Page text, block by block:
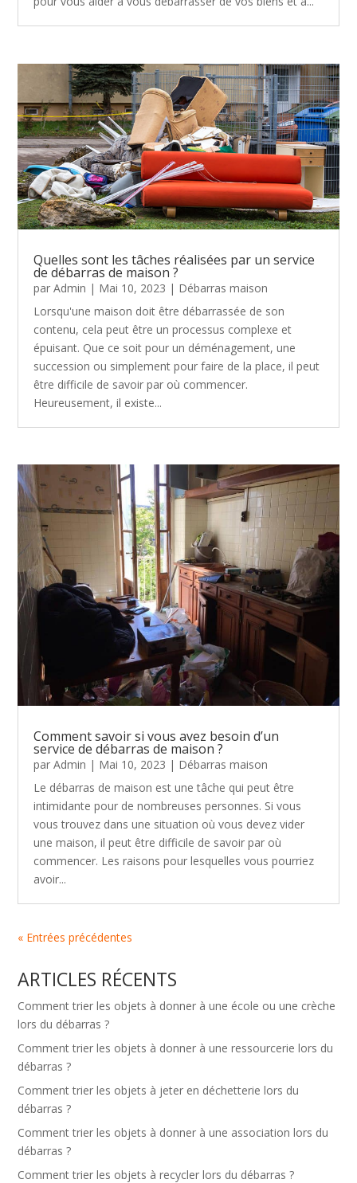
Quelles sont les tâches réalisées par un service
de débarras de maison ?
parAdmin | Mai 10, 2023 | Débarras maison
Lorsqu'une maison doit être débarrassée de son
contenu, cela peut être un processus complexe et
épuisant. Que ce soit pour un déménagement, une
succession ou simplement pour faire de la place, il peut
être difficile de savoir par où commencer.
Heureusement, il existe...
Comment savoir si vous avez besoin d’un
service de débarras de maison ?
parAdmin | Mai 10, 2023 | Débarras maison
Le débarras de maison est une tâche qui peut être
intimidante pour de nombreuses personnes. Si vous
vous trouvez dans une situation où vous devez vider
une maison, il peut être difficile de savoir par où
commencer. Les raisons pour lesquelles vous pourriez
avoir...
« Entrées précédentes
ARTICLES RÉCENTS
Comment trier les objets à donner à une école ou une crèche
lors du débarras ?
Comment trier les objets à donner à une ressourcerie lors du
débarras ?
Comment trier les objets à jeter en déchetterie lors du
débarras ?
Comment trier les objets à donner à une association lors du
débarras ?
Comment trier les objets à recycler lors du débarras ?